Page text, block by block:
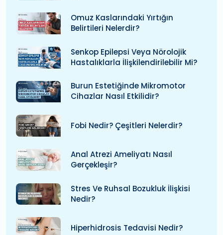
Omuz Kaslarındaki Yırtığın
Belirtileri Nelerdir?
Senkop Epilepsi Veya Nörolojik
Hastalıklarla İlişkilendirilebilir Mi?
Burun Estetiğinde Mikromotor
Cihazlar Nasıl Etkilidir?
Fobi Nedir? Çeşitleri Nelerdir?
Anal Atrezi Ameliyatı Nasıl
Gerçekleşir?
Stres Ve Ruhsal Bozukluk İlişkisi
Nedir?
Hiperhidrosis Tedavisi Nedir?